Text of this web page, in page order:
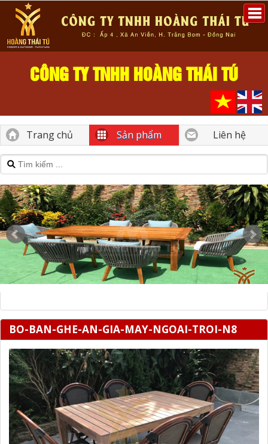
CÔNG TY TNHH HOÀNG THÁI TÚ
Trang chủ Sản phẩm Liên hệ
BO-BAN-GHE-AN-GIA-MAY-NGOAI-TROI-N8